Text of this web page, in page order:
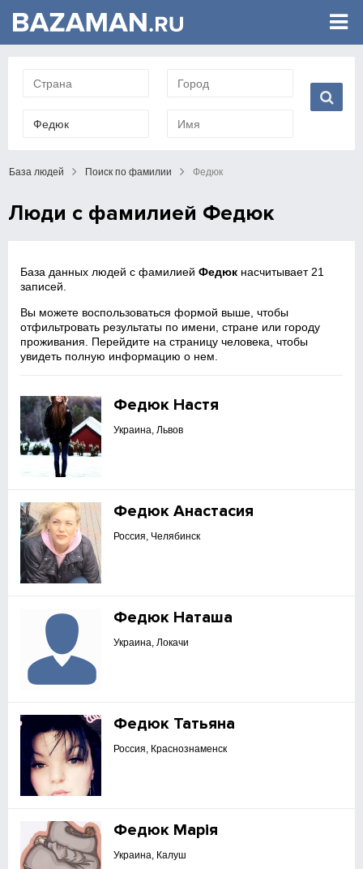
База людей Поиск по фамилии Федюк
Люди с фамилией Федюк
База данных людей с фамилиейФедюк насчитывает 21
записей.
Вы можете воспользоваться формой выше, чтобы
отфильтровать результаты по имени, стране или городу
проживания. Перейдите на страницу человека, чтобы
увидеть полную информацию о нем.
Федюк Настя
Украина, Львов
Федюк Анастасия
Россия, Челябинск
Федюк Наташа
Украина, Локачи
Федюк Татьяна
Россия, Краснознаменск
Федюк Марія
Украина, Калуш